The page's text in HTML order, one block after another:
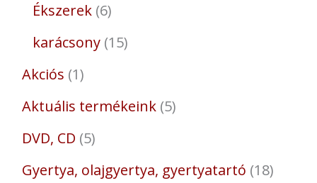
Ékszerek 6
karácsony 15
Akciós 1
Aktuális termékeink 5
DVD, CD 5
Gyertya, olajgyertya, gyertyatartó 18